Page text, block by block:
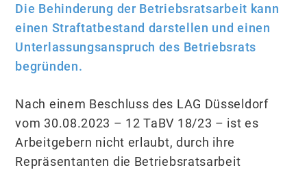
Die Behinderung der Betriebsratsarbeit kann
einen Straftatbestand darstellen und einen
Unterlassungsanspruch des Betriebsrats
begründen.
Nach einem Beschluss des LAG Düsseldorf
vom 30.08.2023 – 12 TaBV 18/23 – ist es
Arbeitgebern nicht erlaubt, durch ihre
Repräsentanten die Betriebsratsarbeit